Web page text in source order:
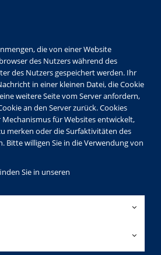
die von einer Website
des Nutzers während des
des Nutzers gespeichert werden. Ihr
in einer kleinen Datei, die Cookie
weitere Seite vom Server anfordern,
an den Server zurück. Cookies
für Websites entwickelt,
merken oder die Surfaktivitäten des
Bitte willigen Sie in die Verwendung von
Sie in unseren